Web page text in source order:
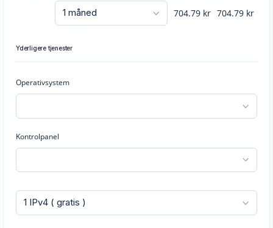
704.79 kr 704.79 kr
Yderligere tjenester
Operativsystem
Kontrolpanel